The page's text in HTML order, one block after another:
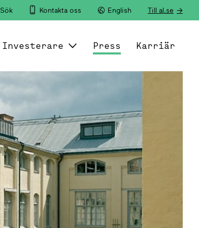
Sök Kontakta oss English Till al.se
Investerare Press Karriär